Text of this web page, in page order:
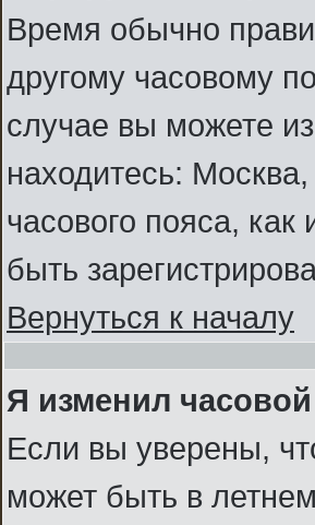
Время обычно
другому часовому
случае вы можете
находитесь:
часового пояса,
быть
Вернуться к началу
Я изменил
Если вы уверены,
может быть в